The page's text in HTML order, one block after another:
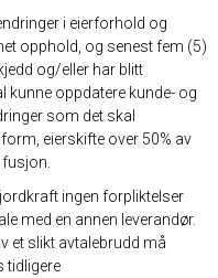
i eierforhold og
opphold, og senest fem (5)
og/eller har blitt
kunne oppdatere kunde- og
som det skal
eierskifte over 50% av
ingen forpliktelser
med en annen leverandør.
et slikt avtalebrudd må
tidligere